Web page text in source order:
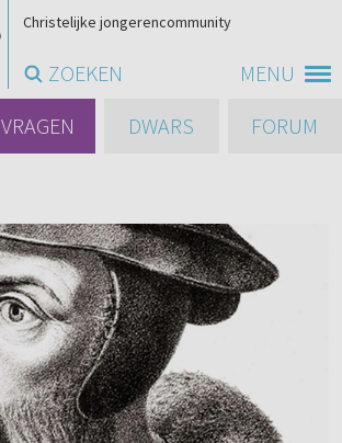
MENU
Christelijke jongerencommunity
ZOEKEN
VRAGEN DWARS FORUM